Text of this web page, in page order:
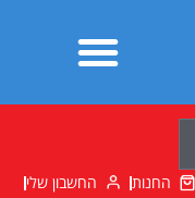
החנות
החשבון שלי